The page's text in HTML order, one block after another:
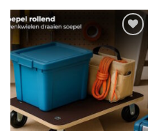
Toevoegen
aan
wenslijst